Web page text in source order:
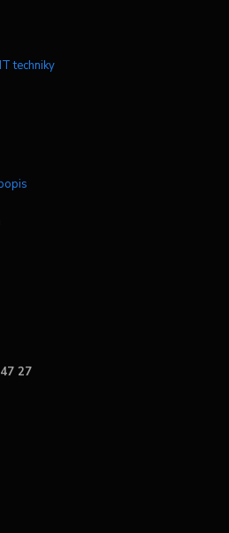
techniky
27